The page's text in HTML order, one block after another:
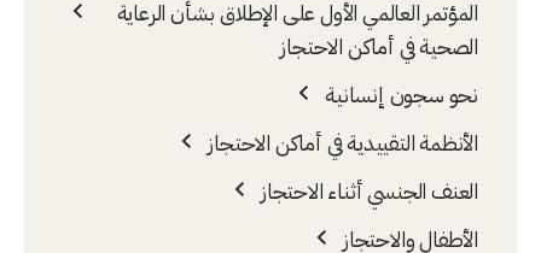
المؤتمر العالمي الأول على الإطلاق بشأن الرعاية
الصحية في أماكن الاحتجاز
نحو سجون إنسانية
الأنظمة التقييدية في أماكن الاحتجاز
العنف الجنسي أثناء الاحتجاز
الأطفال والاحتجاز